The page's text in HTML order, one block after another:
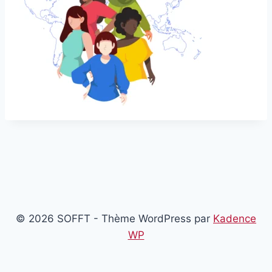
© 2026 SOFFT - Thème WordPress par Kadence
WP